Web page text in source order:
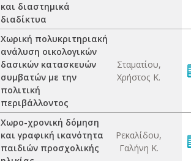
και διαστημικά
διαδίκτυα
Χωρική πολυκριτηριακή
ανάλυση οικολογικών
δασικών κατασκευών
συμβατών με την
πολιτική
περιβάλλοντος
Σταματίου,
Χρήστος Κ.
Χωρο-χρονική δόμηση
και γραφική ικανότητα
παιδιών προσχολικής
Ρεκαλίδου,
Γαλήνη Κ.